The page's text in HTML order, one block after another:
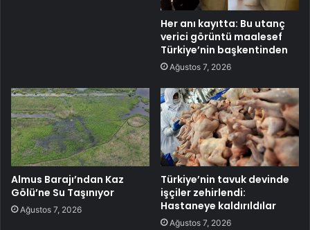
Her anı kayıtta: Bu utanç
verici görüntü maalesef
Türkiye’nin başkentinden
Ağustos 7, 2026
Almus Barajı’ndan Kaz
Gölü’ne Su Taşınıyor
Ağustos 7, 2026
Türkiye’nin tavuk devinde
işçiler zehirlendi:
Hastaneye kaldırıldılar
Ağustos 7, 2026